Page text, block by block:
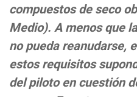
compuestos de seco
Medio). A menos que
no pueda reanudarse,
estos requisitos
del piloto en cuestión